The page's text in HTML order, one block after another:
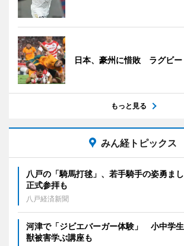
日本、豪州に惜敗 ラグビー
もっと見る
みん経トピックス
八戸の「騎馬打毬」、若手騎手の姿勇
正式参拝も
八戸経済新聞
河津で「ジビエバーガー体験」 小中学
獣被害学ぶ講座も